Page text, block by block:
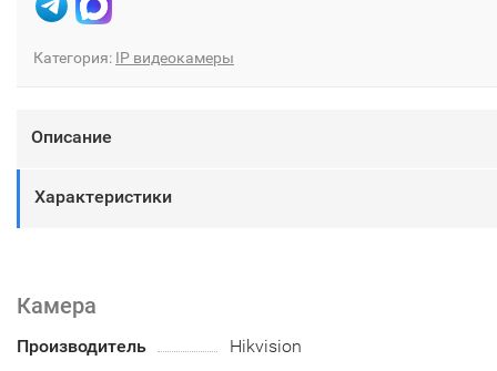
Категория: IP видеокамеры
Описание
Характеристики
Камера
Производитель
Hikvision